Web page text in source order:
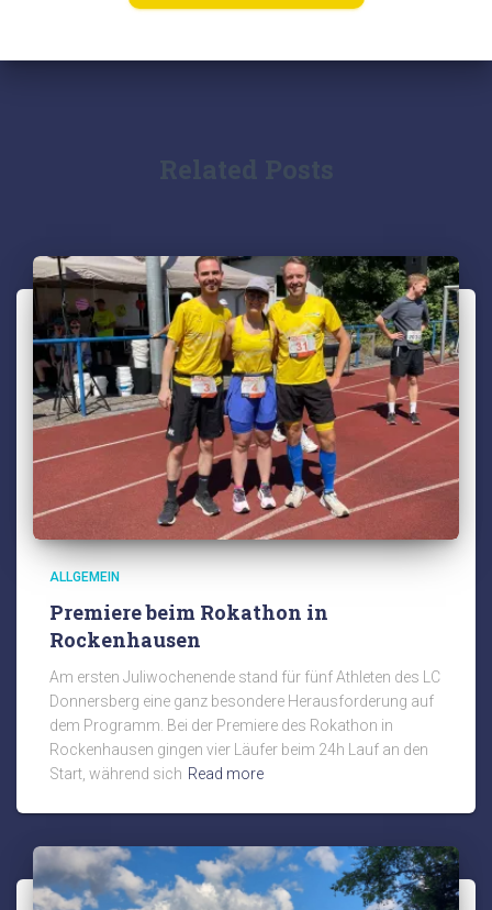
ALLGEMEIN
Premiere beim Rokathon in
Rockenhausen
Am ersten Juliwochenende stand für fünf Athleten des LC
Donnersberg eine ganz besondere Herausforderung auf
dem Programm. Bei der Premiere des Rokathon in
Rockenhausen gingen vier Läufer beim 24h Lauf an den
Start, während sich Read more